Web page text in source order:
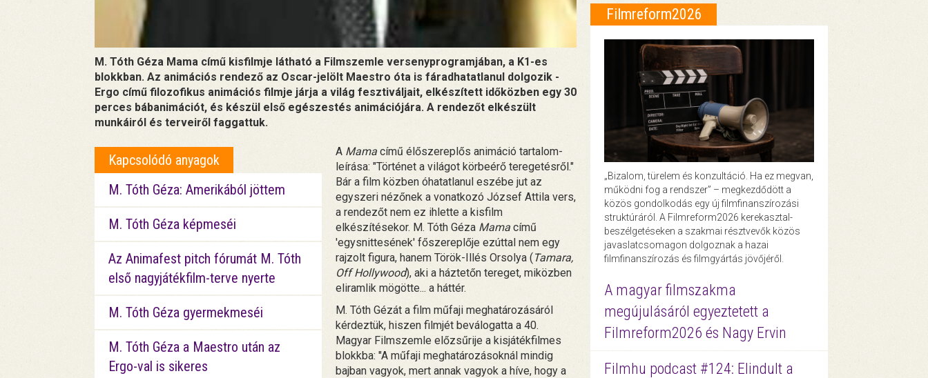
M. Tóth Géza Mama című kisfilmje látható a Filmszemle versenyprogramjában, a K1-es
blokkban. Az animációs rendező az Oscar-jelölt Maestro óta is fáradhatatlanul dolgozik -
Ergo című filozofikus animációs filmje járja a világ fesztiváljait, elkészített időközben egy 30
perces bábanimációt, és készül első egészestés animációjára. A rendezőt elkészült
munkáiról és terveiről faggattuk.
Kapcsolódó anyagok
M. Tóth Géza: Amerikából jöttem
M. Tóth Géza képmeséi
Az Animafest pitch fórumát M. Tóth
első nagyjátékfilm-terve nyerte
M. Tóth Géza gyermekmeséi
M. Tóth Géza a Maestro után az
Ergo-val is sikeres
A Mama című élőszereplős animáció tartalom-
leírása: "Történet a világot körbeérő teregetésről."
Bár a film közben óhatatlanul eszébe jut az
egyszeri nézőnek a vonatkozó József Attila vers,
a rendezőt nem ez ihlette a kisfilm
elkészítésekor. M. Tóth Géza Mama című
'egysnittesének' főszereplője ezúttal nem egy
rajzolt figura, hanem Török-Illés Orsolya (Tamara,
Off Hollywood), aki a háztetőn tereget, miközben
eliramlik mögötte... a háttér.
M. Tóth Gézát a film műfaji meghatározásáról
kérdeztük, hiszen filmjét beválogatta a 40.
Magyar Filmszemle előzsűrije a kisjátékfilmes
blokkba: "A műfaji meghatározásoknál mindig
bajban vagyok, mert annak vagyok a híve, hogy a
Filmreform2026
„Bizalom, türelem és konzultáció. Ha ez megvan,
működni fog a rendszer” – megkezdődött a
közös gondolkodás egy új filmfinanszírozási
struktúráról. A Filmreform2026 kerekasztal-
beszélgetéseken a szakmai résztvevők közös
javaslatcsomagon dolgoznak a hazai
filmfinanszírozás és filmgyártás jövőjéről.
A magyar filmszakma
megújulásáról egyeztetett a
Filmreform2026 és Nagy Ervin
Filmhu podcast #124: Elindult a